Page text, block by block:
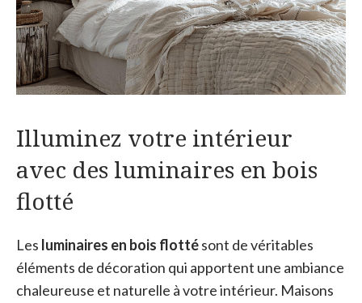
Illuminez votre intérieur
avec des luminaires en bois
flotté
Les luminaires en bois flottésont de véritables
éléments de décoration qui apportent une ambiance
chaleureuse et naturelle à votre intérieur. Maisons